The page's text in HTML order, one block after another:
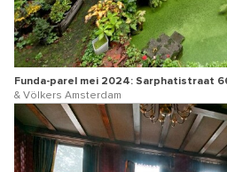
Funda-parel mei 2024: Sarphatistraat
& Völkers Amsterdam